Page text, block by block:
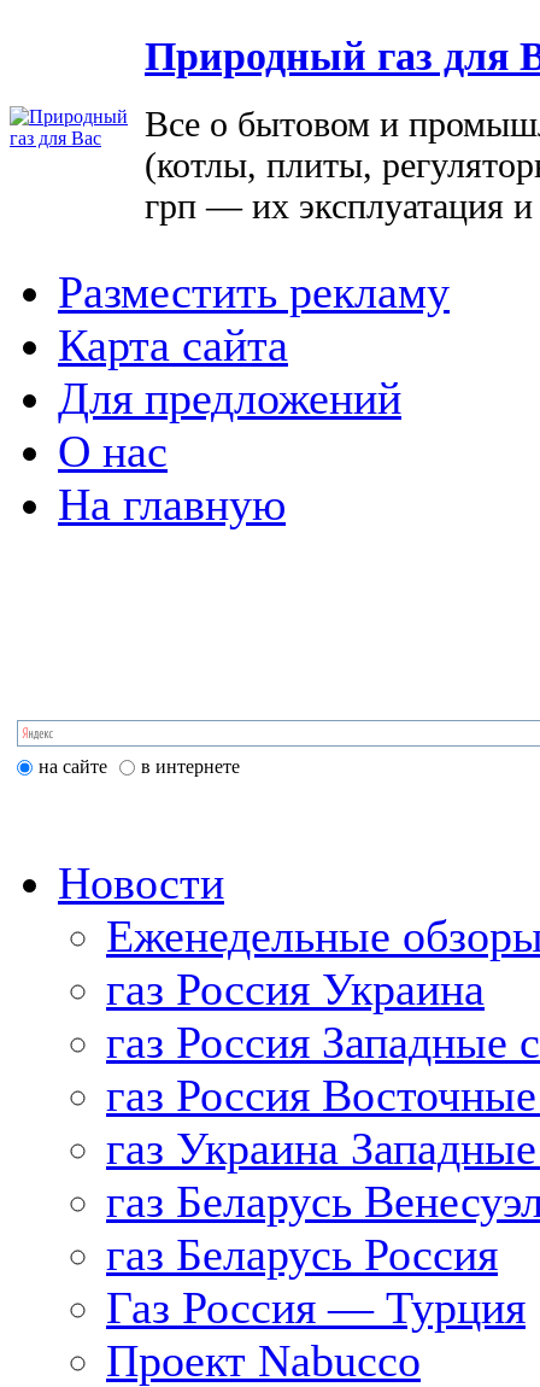
Природный газ для
Все о бытовом и
(котлы, плиты,
грп — их эксплуатация
Разместить рекламу
Карта сайта
Для предложений
О нас
На главную
на сайте в интернете
Новости
Еженедельные
газ Россия Украина
газ Россия Западные
газ Россия
газ Украина
газ Беларусь
газ Беларусь Россия
Газ Россия — Турция
Проект Nabucco